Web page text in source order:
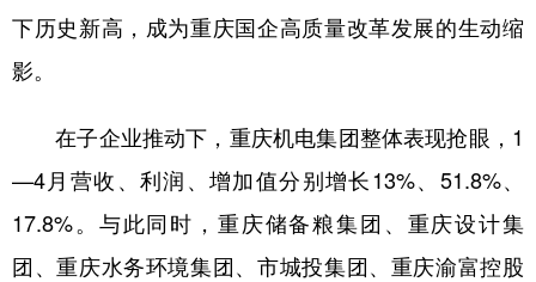
下历史新高，成为重庆国企高质量改革发展的生动缩
影。
在子企业推动下，重庆机电集团整体表现抢眼，1
—4月营收、利润、增加值分别增长13%、51.8%、
17.8%。与此同时，重庆储备粮集团、重庆设计集
团、重庆水务环境集团、市城投集团、重庆渝富控股